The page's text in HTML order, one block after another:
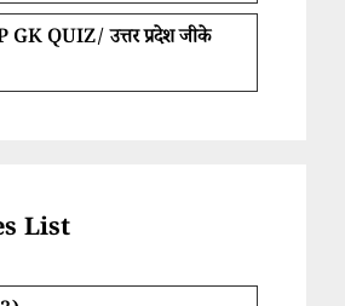
QUIZ/ उत्तर प्रदेश जीके
List